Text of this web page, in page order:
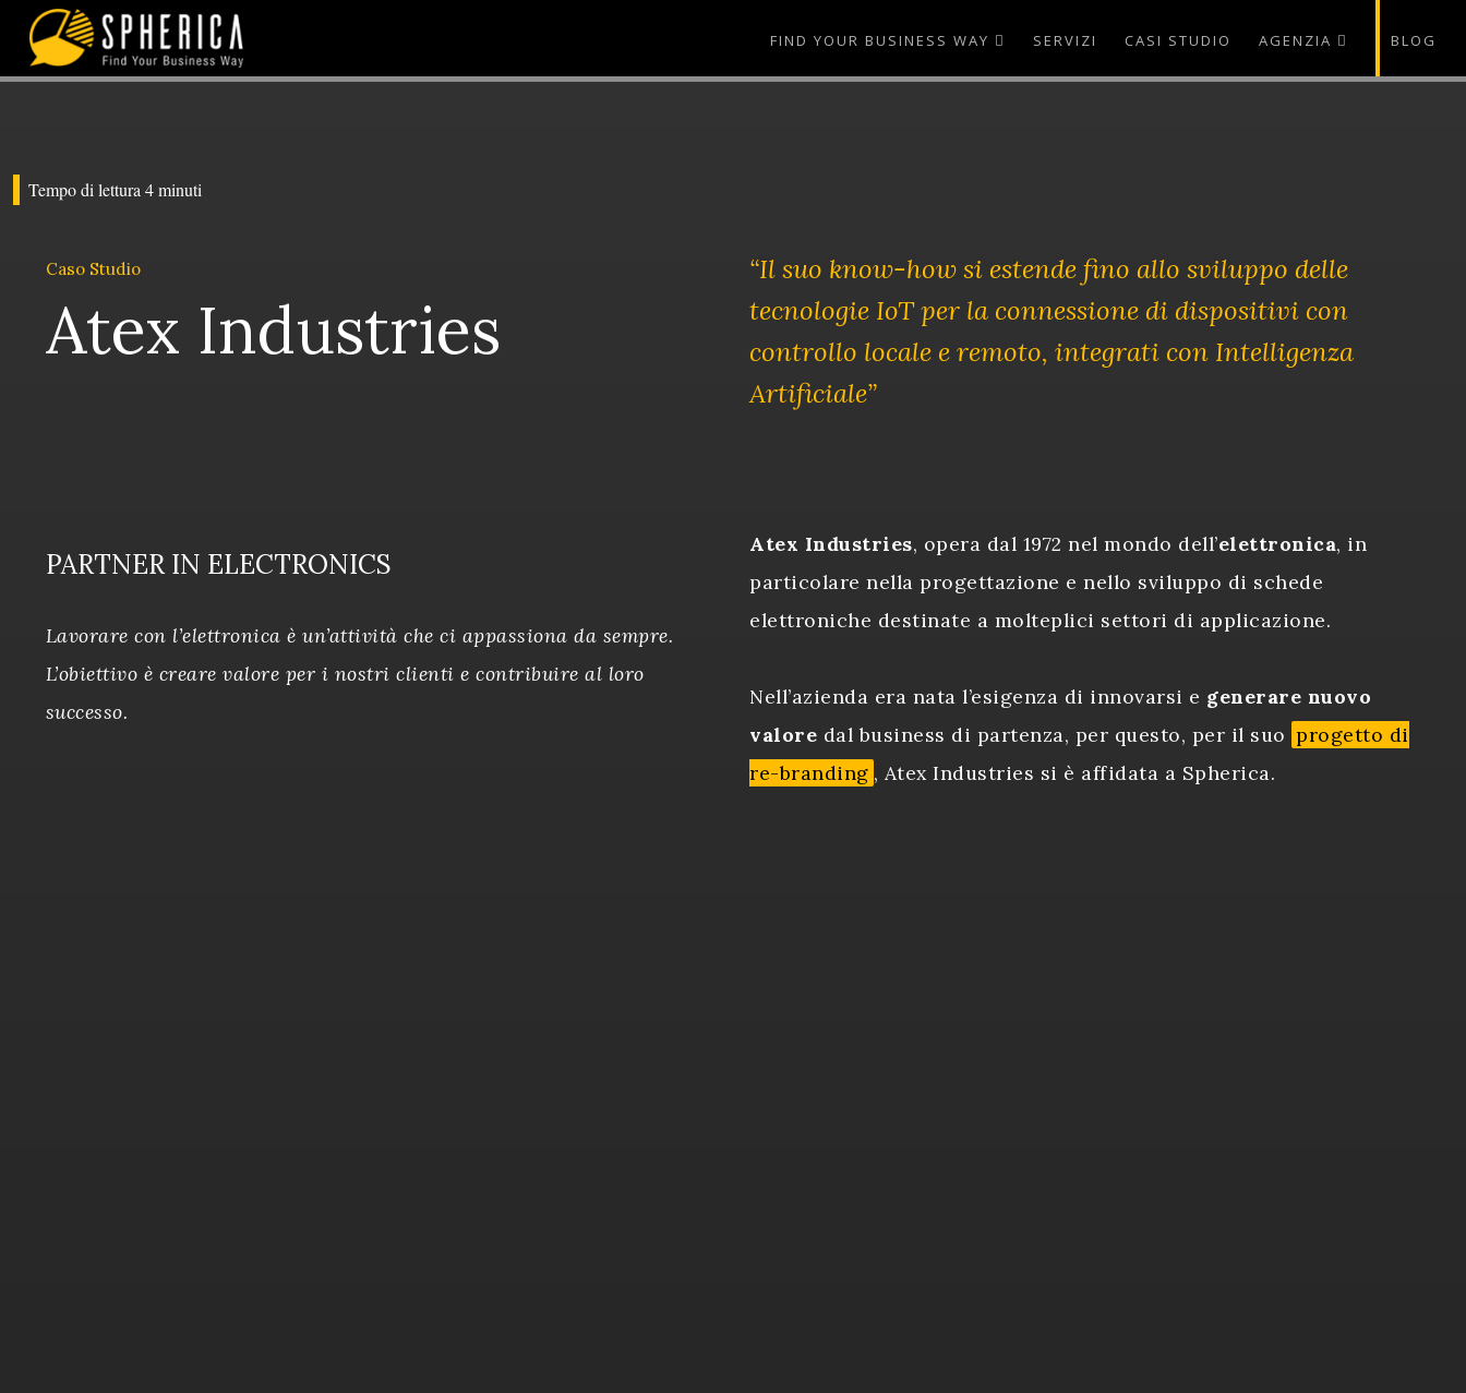
FIND YOUR BUSINESS WAY SERVIZI CASI STUDIO AGENZIA BLOG
Tempo di lettura 4minuti
Atex Industries
“Il suo know-how si estende fino allo sviluppo delle
tecnologie IoT per la connessione di dispositivi con
controllo locale e remoto, integrati con Intelligenza
Artificiale”
PARTNER IN ELECTRONICS
Lavorare con l’elettronica è un’attività che ci appassiona da sempre.
L’obiettivo è creare valore per i nostri clienti e contribuire al loro
successo.
Atex Industries, opera dal 1972 nel mondo dell’elettronica, in
particolare nella progettazione e nello sviluppo di schede
elettroniche destinate a molteplici settori di applicazione.
Nell’azienda era nata l’esigenza di innovarsi e generare nuovo
valore dal business di partenza, per questo, per il suo progetto di
re-branding , Atex Industries si è affidata a Spherica.